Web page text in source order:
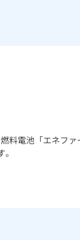
料電池「エネフ